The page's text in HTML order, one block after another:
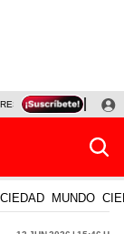
HOY
MUNDO